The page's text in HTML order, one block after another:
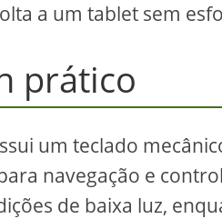
a um tablet sem
prático
um teclado
navegação e
de baixa luz,